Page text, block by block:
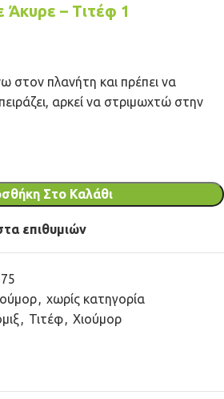
Άκυρε – Τιτέφ 1
στον πλανήτη και πρέπει να
αρκεί να στριμωχτώ στην
Στο Καλάθι
επιθυμιών
χωρίς κατηγορία
Τιτέφ
Χιούμορ